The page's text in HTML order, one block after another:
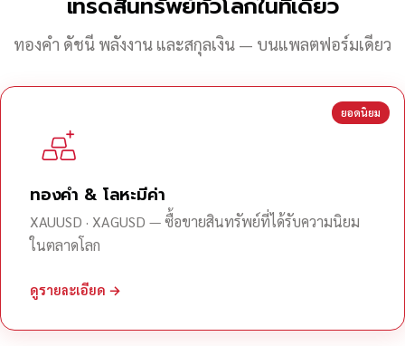
ทองคำ ดัชนี พลังงาน และสกุลเงิน — บนแพลตฟอร์มเดียว
ยอดนิยม
ทองคำ & โลหะมีค่า
XAUUSD · XAGUSD — ซื้อขายสินทรัพย์ที่ได้รับความนิยม
ในตลาดโลก
ดูรายละเอียด →